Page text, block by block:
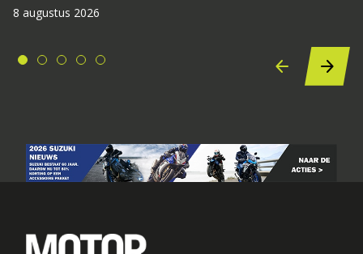
8 augustus 2026